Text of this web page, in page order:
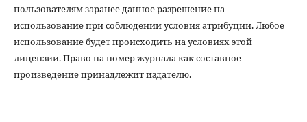
пользователям заранее данное разрешение на
использование при соблюдении условия атрибуции. Любое
использование будет происходить на условиях этой
лицензии. Право на номер журнала как составное
произведение принадлежит издателю.